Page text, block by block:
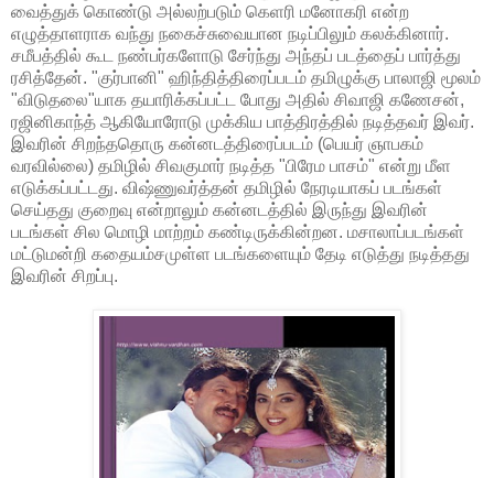
வைத்துக் கொண்டு அல்லற்படும் கெளரி மனோகரி என்ற
எழுத்தாளராக வந்து நகைச்சுவையான நடிப்பிலும் கலக்கினார்.
சமீபத்தில் கூட நண்பர்களோடு சேர்ந்து அந்தப் படத்தைப் பார்த்து
ரசித்தேன். "குர்பானி" ஹிந்தித்திரைப்படம் தமிழுக்கு பாலாஜி மூலம்
"விடுதலை"யாக தயாரிக்கப்பட்ட போது அதில் சிவாஜி கணேசன்,
ரஜினிகாந்த் ஆகியோரோடு முக்கிய பாத்திரத்தில் நடித்தவர் இவர்.
இவரின் சிறந்ததொரு கன்னடத்திரைப்படம் (பெயர் ஞாபகம்
வரவில்லை) தமிழில் சிவகுமார் நடித்த "பிரேம பாசம்" என்று மீள
எடுக்கப்பட்டது. விஷ்ணுவர்த்தன் தமிழில் நேரடியாகப் படங்கள்
செய்தது குறைவு என்றாலும் கன்னடத்தில் இருந்து இவரின்
படங்கள் சில மொழி மாற்றம் கண்டிருக்கின்றன. மசாலாப்படங்கள்
மட்டுமன்றி கதையம்சமுள்ள படங்களையும் தேடி எடுத்து நடித்தது
இவரின் சிறப்பு.